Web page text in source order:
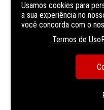
lavanderia
Sala de almoço
sala de estar
Usamos cookies para
a sua experiência no
você concorda com o
Termos de Uso